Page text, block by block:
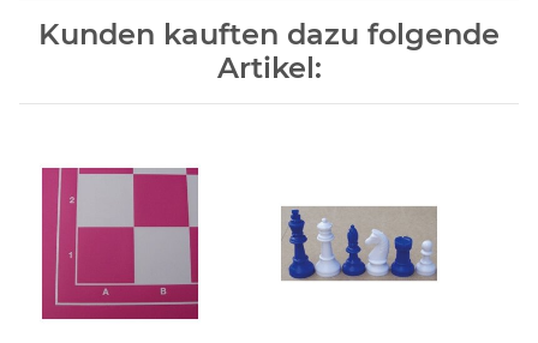
Kunden kauften dazu folgende
Artikel: